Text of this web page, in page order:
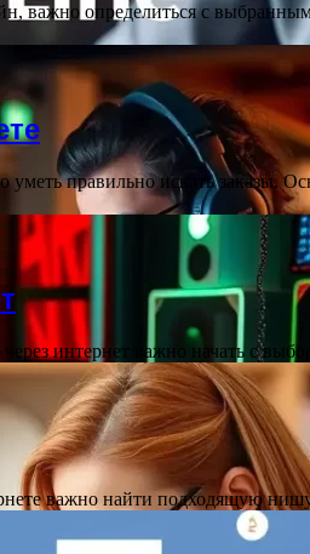
важно определиться с
правильно искать заказы.
интернет важно начать с
важно найти подходящую